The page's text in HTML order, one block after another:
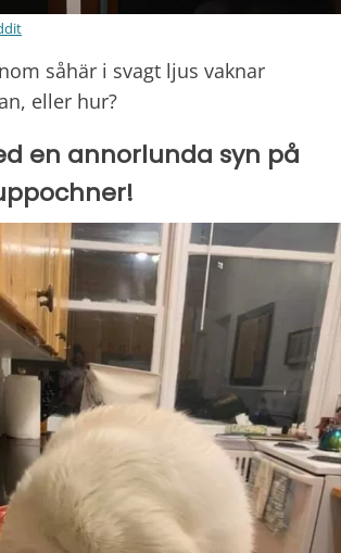
såhär i svagt ljus vaknar
eller hur?
en annorlunda syn på